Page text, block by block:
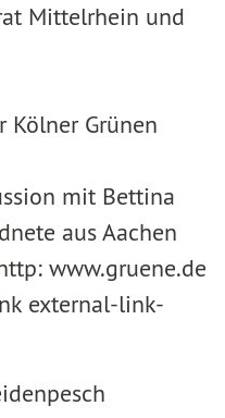
Mittelrhein und
Kölner Grünen
mit Bettina
aus Aachen
www.gruene.de
external-link-